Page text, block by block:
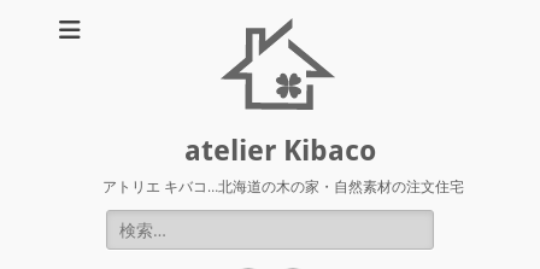
atelier Kibaco
アトリエ キバコ…北海道の木の家・自然素材の注文住宅
検
索: